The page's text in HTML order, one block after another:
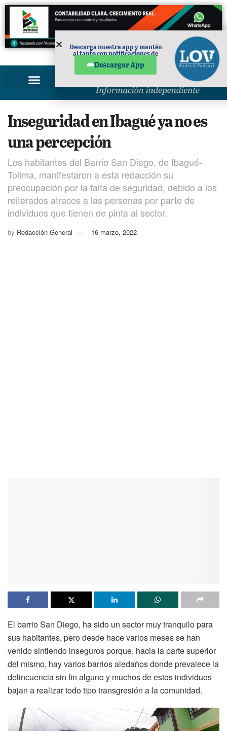
PUBLICIDAD
Inseguridad en Ibagué ya no es
una percepción
Los habitantes del Barrio San Diego, de Ibagué-
Tolima, manifestaron a esta redacción su
preocupación por la falta de seguridad, debido a los
reiterados atracos a las personas por parte de
individuos que tienen de pinta al sector.
by Redacción General 16 marzo, 2022
El barrio San Diego, ha sido un sector muy tranquilo para
sus habitantes, pero desde hace varios meses se han
venido sintiendo inseguros porque, hacia la parte superior
del mismo, hay varios barrios aledaños donde prevalece la
delincuencia sin fin alguno y muchos de estos individuos
bajan a realizar todo tipo transgresión a la comunidad.
Descarga nuestra app y mantén
al tanto con notificaciones de
Descargar App